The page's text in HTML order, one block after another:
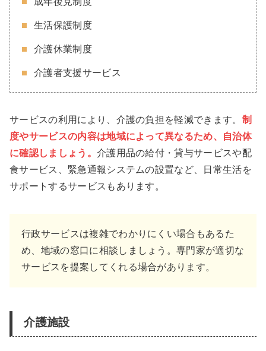
生活保護制度
介護休業制度
介護者支援サービス
サービスの利用により、介護の負担を軽減できます。 制
度やサービスの内容は地域によって異なるため、自治体
に確認しましょう。 介護用品の給付・貸与サービスや配
食サービス、緊急通報システムの設置など、日常生活を
サポートするサービスもあります。
行政サービスは複雑でわかりにくい場合もあるた
め、地域の窓口に相談しましょう。専門家が適切な
サービスを提案してくれる場合があります。
介護施設